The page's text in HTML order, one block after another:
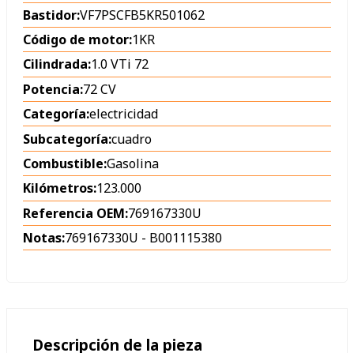
Bastidor:VF7PSCFB5KR501062
Código de motor:1KR
Cilindrada:1.0 VTi 72
Potencia:72 CV
Categoría:electricidad
Subcategoría:cuadro
Combustible:Gasolina
Kilómetros:123.000
Referencia OEM:769167330U
Notas:769167330U - B001115380
Descripción de la pieza